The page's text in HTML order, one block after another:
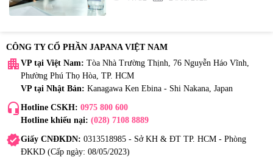
CÔNG TY CỔ PHẦN JAPANA VIỆT NAM
apartment VP tại Việt Nam: Tòa Nhà Trường Thịnh, 76 Nguyễn Háo Vĩnh,
Phường Phú Thọ Hòa, TP. HCM
VP tại Nhật Bản: Kanagawa Ken Ebina - Shi Nakana, Japan
headset_mic Hotline CSKH: 0975 800 600
Hotline khiếu nại: (028) 7108 8889
verifiedGiấy CNĐKDN: 0313518985 - Sở KH & ĐT TP. HCM - Phòng
ĐKKD (Cấp ngày: 08/05/2023)